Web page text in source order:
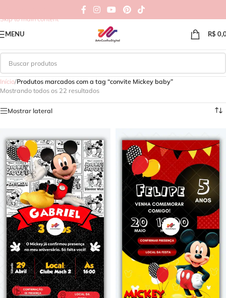
Skip to main content
MENU R$
Início/Produtos marcados com a tag “convite Mickey baby”
Mostrando todos os 22 resultados
Mostrar lateral